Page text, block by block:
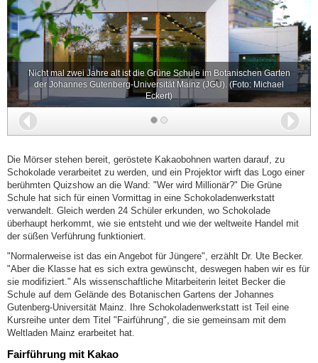
Nicht mal zwei Jahre alt ist die Grüne Schule im Botanischen Garten
der Johannes Gutenberg-Universität Mainz (JGU). (Foto: Michael
Eckert)
Zurück
Die Mörser stehen bereit, geröstete Kakaobohnen warten darauf, zu
Schokolade verarbeitet zu werden, und ein Projektor wirft das Logo einer
berühmten Quizshow an die Wand: "Wer wird Millionär?" Die Grüne
Schule hat sich für einen Vormittag in eine Schokoladenwerkstatt
verwandelt. Gleich werden 24 Schüler erkunden, wo Schokolade
überhaupt herkommt, wie sie entsteht und wie der weltweite Handel mit
der süßen Verführung funktioniert.
"Normalerweise ist das ein Angebot für Jüngere", erzählt Dr. Ute Becker.
"Aber die Klasse hat es sich extra gewünscht, deswegen haben wir es für
sie modifiziert." Als wissenschaftliche Mitarbeiterin leitet Becker die
Schule auf dem Gelände des Botanischen Gartens der Johannes
Gutenberg-Universität Mainz. Ihre Schokoladenwerkstatt ist Teil eine
Kursreihe unter dem Titel "Fairführung", die sie gemeinsam mit dem
Weltladen Mainz erarbeitet hat.
Fairführung mit Kakao